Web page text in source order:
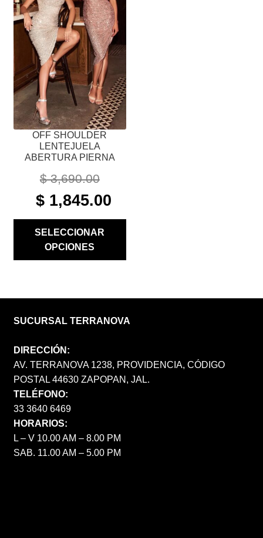
OFF SHOULDER
LENTEJUELA
ABERTURA PIERNA
$3,690.00
ORIGINAL
PRICE
$ 3,690.00.
$1,845.00CURRENT
SELECCIONAR
OPCIONES
VARIANTES.
LAS
OPCIONES
PUEDEN
ELEGIR
EN
LA
PÁGINA
PRODUCTO
SUCURSAL TERRANOVA
DIRECCIÓN:
AV. TERRANOVA 1238, PROVIDENCIA, CÓDIGO
POSTAL 44630 ZAPOPAN, JAL.
TELÉFONO:
33 3640 6469
HORARIOS:
L – V 10.00 AM – 8.00 PM
SAB. 11.00 AM – 5.00 PM